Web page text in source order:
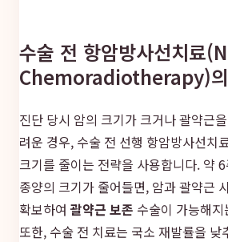
수술 전 항암방사선치료
Chemoradiotherapy)
진단 당시 암의 크기가 크거나 괄약근
려운 경우, 수술 전 선행 항암방사선치
크기를 줄이는 전략을 사용합니다. 약
종양의 크기가 줄어들면, 암과 괄약근
확보하여괄약근 보존 수술이 가능해
또한, 수술 전 치료는 국소 재발률을 낮